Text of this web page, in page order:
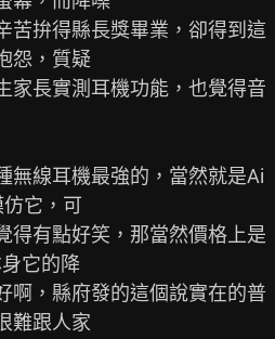
苦拚得縣長獎畢業，卻得到這
怨，質疑
家長實測耳機功能，也覺得音
無線耳機最強的，當然就是Ai
它，可
得有點好笑，那當然價格上是
它的降
啊，縣府發的這個說實在的普
難跟人家